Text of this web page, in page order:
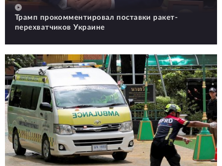
Трамп прокомментировал поставки ракет-
перехватчиков Украине